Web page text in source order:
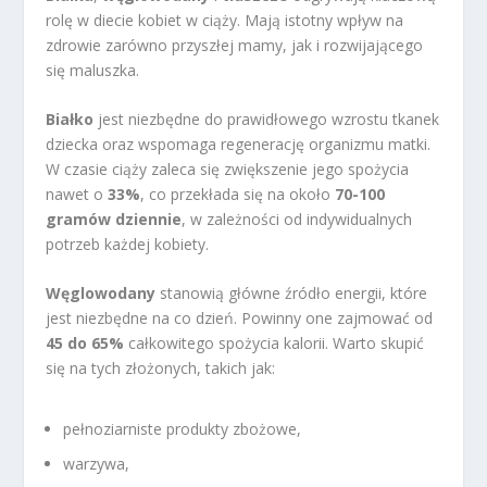
rolę w diecie kobiet w ciąży. Mają istotny wpływ na
zdrowie zarówno przyszłej mamy, jak i rozwijającego
się maluszka.
Białko jest niezbędne do prawidłowego wzrostu tkanek
dziecka oraz wspomaga regenerację organizmu matki.
W czasie ciąży zaleca się zwiększenie jego spożycia
nawet o33%, co przekłada się na około 70-100
gramów dziennie, w zależności od indywidualnych
potrzeb każdej kobiety.
Węglowodany stanowią główne źródło energii, które
jest niezbędne na co dzień. Powinny one zajmować od
45 do 65% całkowitego spożycia kalorii. Warto skupić
się na tych złożonych, takich jak:
pełnoziarniste produkty zbożowe,
warzywa,